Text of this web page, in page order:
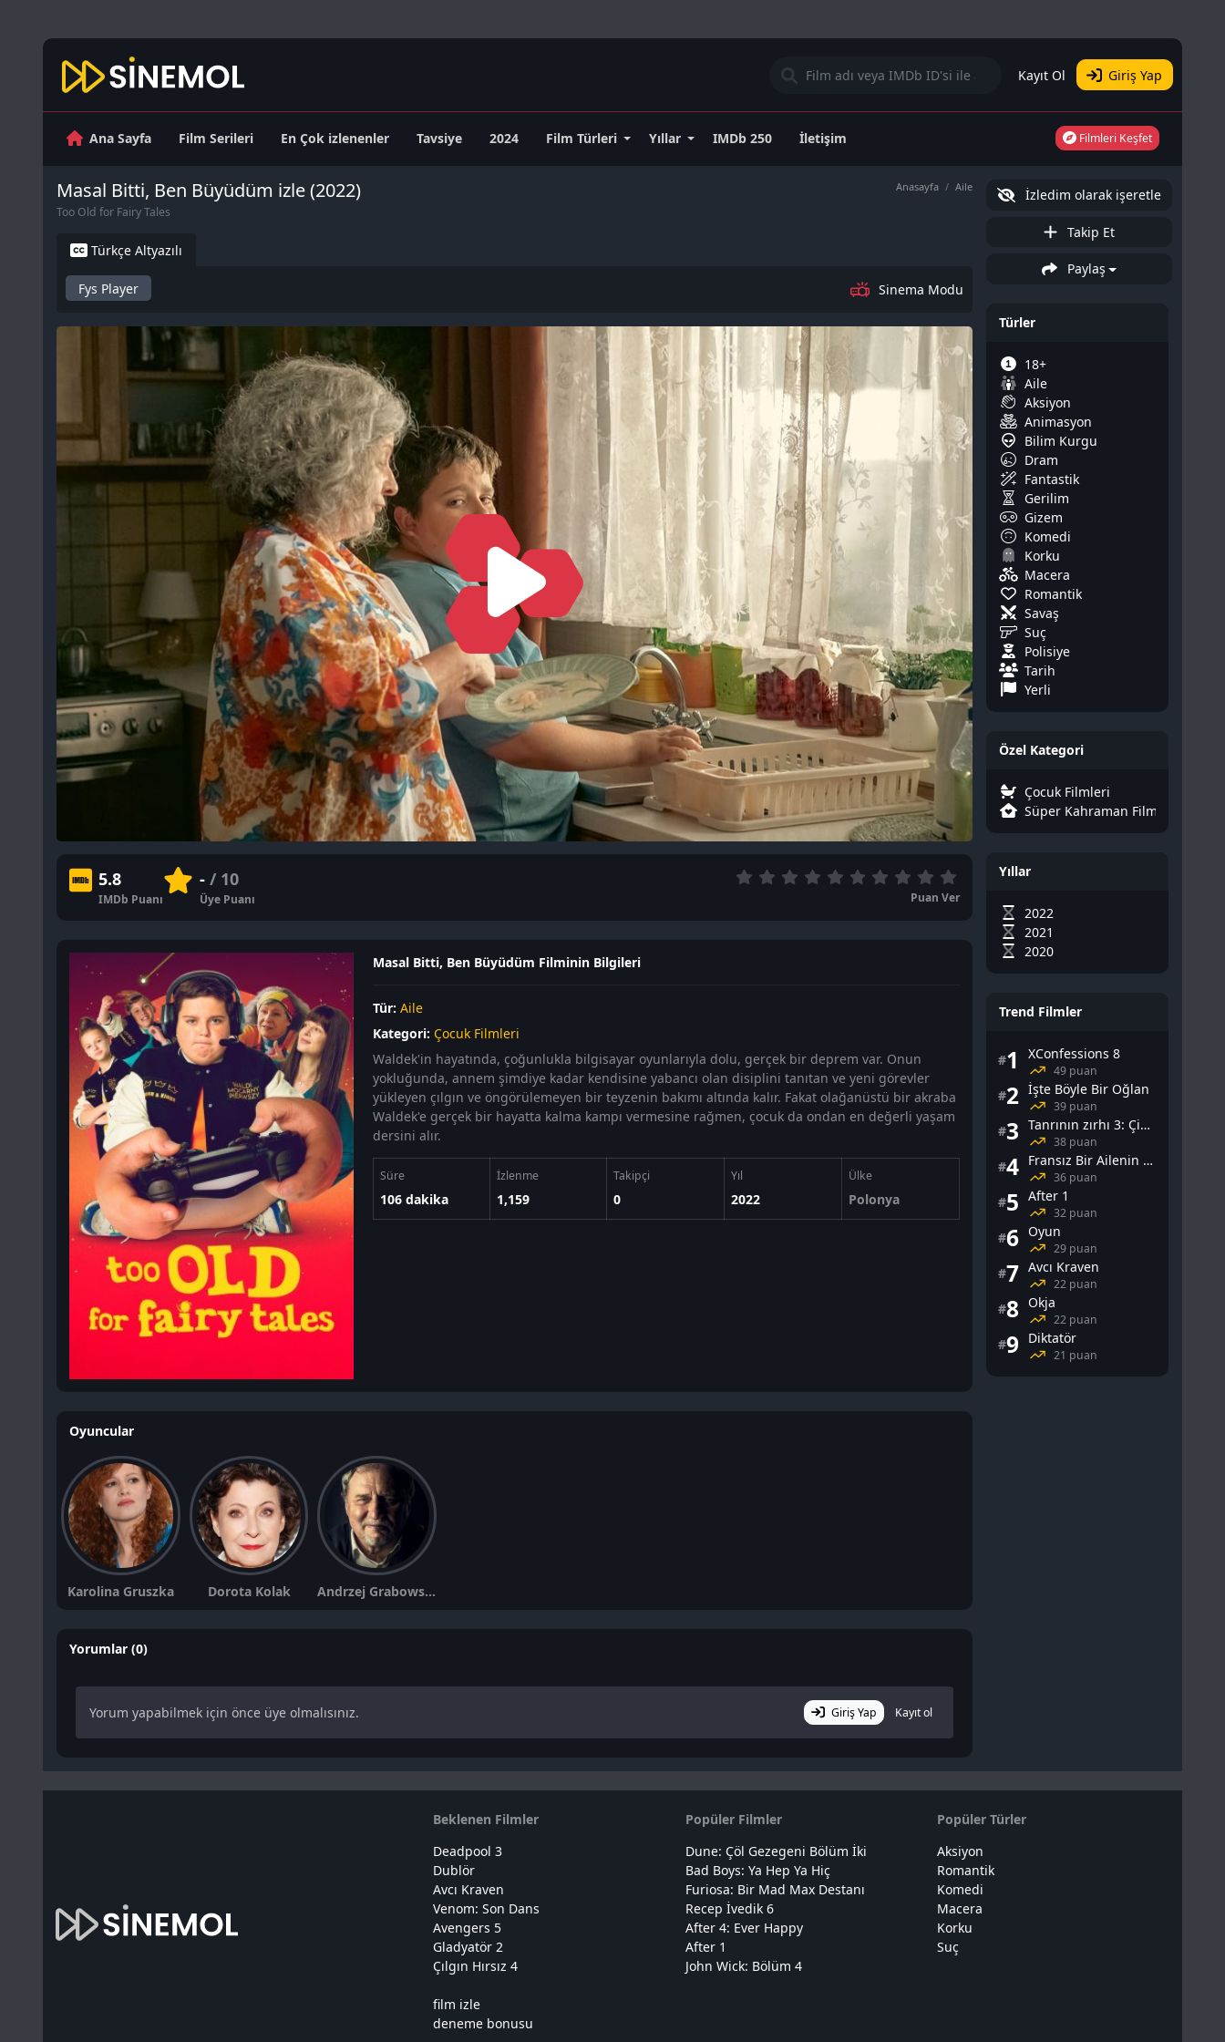
Kayıt Ol Giriş Yap
Ana Sayfa Film Serileri En Çok izlenenler Tavsiye 2024 Film Türleri Yıllar IMDb 250 İletişim Filmleri Keşfet
Masal Bitti, Ben Büyüdüm izle (2022)
Too Old for Fairy Tales
Anasayfa Aile
Türkçe Altyazılı
Fys Player Sinema Modu
5.8
IMDb Puanı
-/ 10
Üye Puanı Puan Ver
Masal Bitti, Ben Büyüdüm Filminin Bilgileri
Tür: Aile
Kategori: Çocuk Filmleri
Waldek'in hayatında, çoğunlukla bilgisayar oyunlarıyla dolu, gerçek bir deprem var. Onun
yokluğunda, annem şimdiye kadar kendisine yabancı olan disiplini tanıtan ve yeni görevler
yükleyen çılgın ve öngörülemeyen bir teyzenin bakımı altında kalır. Fakat olağanüstü bir akraba
Waldek'e gerçek bir hayatta kalma kampı vermesine rağmen, çocuk da ondan en değerli yaşam
dersini alır.
Süre
106 dakika
İzlenme
1,159
Takipçi
0
Yıl
2022
Ülke
Polonya
Oyuncular
Karolina Gruszka Dorota Kolak Andrzej Grabowski
Yorumlar (0)
Yorum yapabilmek için önce üye olmalısınız. Giriş Yap Kayıt ol
İzledim olarak işeretle
Takip Et
Paylaş
Türler
18+
Aile
Aksiyon
Animasyon
Bilim Kurgu
Dram
Fantastik
Gerilim
Gizem
Komedi
Korku
Macera
Romantik
Savaş
Suç
Polisiye
Tarih
Yerli
Özel Kategori
Çocuk Filmleri
Süper Kahraman Filmleri
Yıllar
2022
2021
2020
Trend Filmler
#1 XConfessions 8
49 puan
#2 İşte Böyle Bir Oğlan
39 puan
#3 Tanrının zırhı 3: Çin Falı
38 puan
#4 Fransız Bir Ailenin Cinsel Yaşamı
36 puan
#5 After 1
32 puan
#6 Oyun
29 puan
#7 Avcı Kraven
22 puan
#8 Okja
22 puan
#9 Diktatör
21 puan
Beklenen Filmler
Deadpool 3
Dublör
Avcı Kraven
Venom: Son Dans
Avengers 5
Gladyatör 2
Çılgın Hırsız 4
Popüler Filmler
Dune: Çöl Gezegeni Bölüm İki
Bad Boys: Ya Hep Ya Hiç
Furiosa: Bir Mad Max Destanı
Recep İvedik 6
After 4: Ever Happy
After 1
John Wick: Bölüm 4
Popüler Türler
Aksiyon
Romantik
Komedi
Macera
Korku
Suç
film izle
deneme bonusu